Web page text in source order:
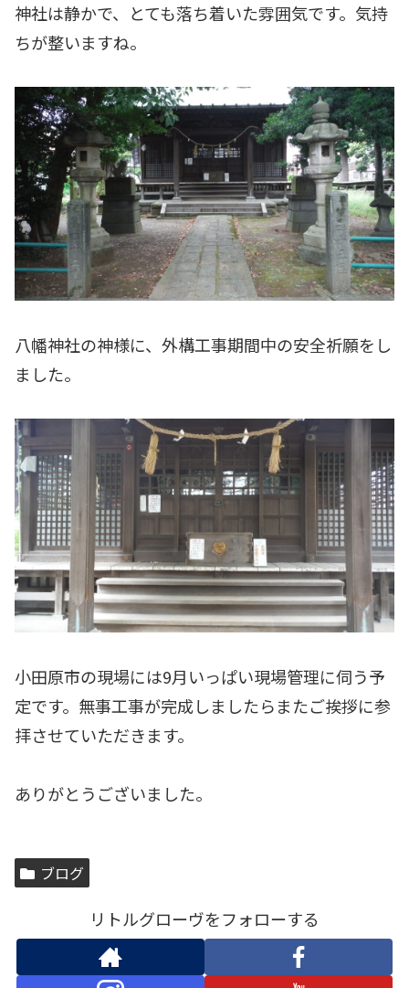
神社は静かで、とても落ち着いた雰囲気です。気持
ちが整いますね。
八幡神社の神様に、外構工事期間中の安全祈願をし
ました。
小田原市の現場には9月いっぱい現場管理に伺う予
定です。無事工事が完成しましたらまたご挨拶に参
拝させていただきます。
ありがとうございました。
ブログ
リトルグローヴをフォローする